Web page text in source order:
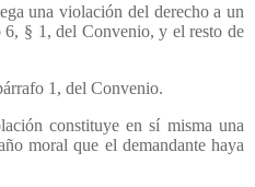
una violación del derecho a un
§ 1, del Convenio, y el resto de
1, del Convenio.
constituye en sí misma una
moral que el demandante haya